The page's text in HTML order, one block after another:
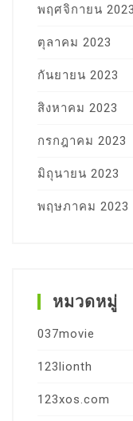
พฤศจิกายน 2023
ตุลาคม 2023
กันยายน 2023
สิงหาคม 2023
กรกฎาคม 2023
มิถุนายน 2023
พฤษภาคม 2023
หมวดหมู่
037movie
123lionth
123xos.com